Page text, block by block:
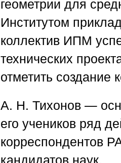
Институтом
коллектив ИПМ
технических
отметить создание
А. Н. Тихонов —
его учеников ряд
корреспондентов
кандидатов наук.